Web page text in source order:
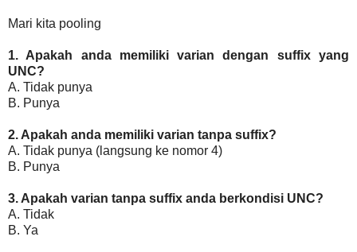
Mari kita pooling
1. Apakah anda memiliki varian dengan suffix yang
UNC?
A. Tidak punya
B. Punya
2. Apakah anda memiliki varian tanpa suffix?
A. Tidak punya (langsung ke nomor 4)
B. Punya
3. Apakah varian tanpa suffix anda berkondisi UNC?
A. Tidak
B. Ya